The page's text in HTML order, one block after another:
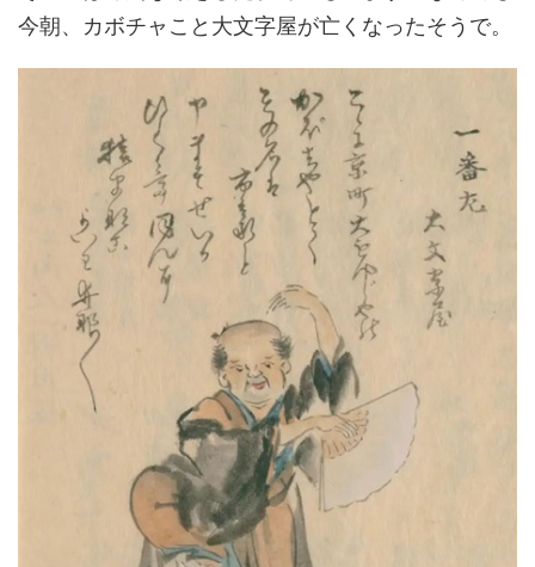
今朝、カボチャこと大文字屋が亡くなったそうで。